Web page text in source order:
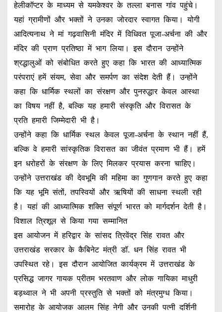
हेलीकॉप्टर के माध्यम से यमकेश्वर के तल्ला बनास गांव पहुंचे।
यहां ग्रामीणों और भक्तों ने उनका जोरदार स्वागत किया। योगी
आदित्यनाथ ने मां गढ़वासिनी मंदिर में विधिवत पूजा-अर्चना की और
मंदिर की प्राण प्रतिष्ठा में भाग लिया। इस दौरान उन्होंने
श्रद्धालुओं को संबोधित करते हुए कहा कि भारत की आध्यात्मिक
परंपराएं हमें संयम, सेवा और समर्पण का संदेश देती हैं। उन्होंने
कहा कि धार्मिक स्थलों का संरक्षण और पुनरुद्धार केवल आस्था
का विषय नहीं है, बल्कि यह हमारी संस्कृति और विरासत के
प्रति हमारी जिम्मेदारी भी है।
उन्होंने कहा कि धार्मिक स्थल केवल पूजा-अर्चना के स्थान नहीं हैं,
बल्कि वे हमारी सांस्कृतिक विरासत का जीवंत प्रमाण भी हैं। हमें
इन धरोहरों के संरक्षण के लिए मिलकर प्रयास करना चाहिए।
उन्होंने उत्तराखंड की देवभूमि की महिमा का गुणगान करते हुए कहा
कि यह भूमि संतों, तपस्वियों और ऋषियों की साधना स्थली रही
है। यहां की आध्यात्मिक शक्ति संपूर्ण भारत को मार्गदर्शन देती है।
विशाल त्रिशूल से किया गया सम्मानित
इस आयोजन में हरिद्वार के सांसद त्रिवेंद्र सिंह रावत और
उत्तराखंड सरकार के कैबिनेट मंत्री डॉ. धन सिंह रावत भी
उपस्थित रहे। इस दौरान आयोजित कार्यक्रम में उत्तराखंड के
प्रसिद्ध जागर गायक प्रीतम भरतवाण और लोक गायिका माधुरी
बड़थ्वाल ने भी अपनी प्रस्तुति से भक्तों को मंत्रमुग्ध किया।
समारोह के आयोजक आलम सिंह नेगी और उनकी पत्नी दर्शिनी